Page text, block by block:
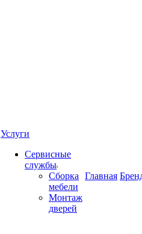
Услуги
Сервисные
службы
Сборка
мебели
Монтаж
дверей
Главная